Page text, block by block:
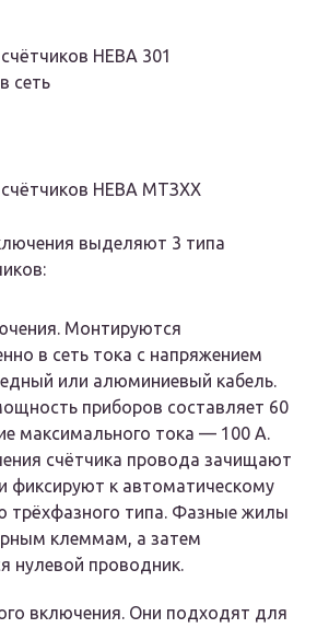
НЕВА 301
сеть
НЕВА МТЗХХ
выделяют 3 типа
Монтируются
в сеть тока с напряжением
или алюминиевый кабель.
приборов составляет 60
максимального тока — 100 А.
счётчика провода зачищают
фиксируют к автоматическому
трёхфазного типа. Фазные жилы
клеммам, а затем
нулевой проводник.
включения. Они подходят для